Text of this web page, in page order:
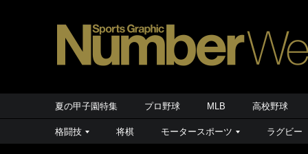
夏の甲子園特集 プロ野球 MLB 高校野球
格闘技 将棋 モータースポーツ ラグビー